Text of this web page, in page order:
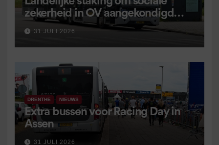
zekerheid in OV aangekondigd
voor 9 september
31 JULI 2026
DRENTHE NIEUWS
Extra bussen voor Racing Day in
Assen
31 JULI 2026